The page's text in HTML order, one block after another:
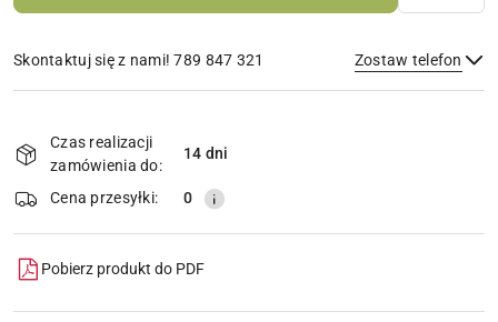
Skontaktuj się z nami! 789 847 321 Zostaw telefon
Wyślij
dostawa
Czas realizacji
zamówienia do:
14 dni
Cena przesyłki: 0
Pobierz produkt do PDF